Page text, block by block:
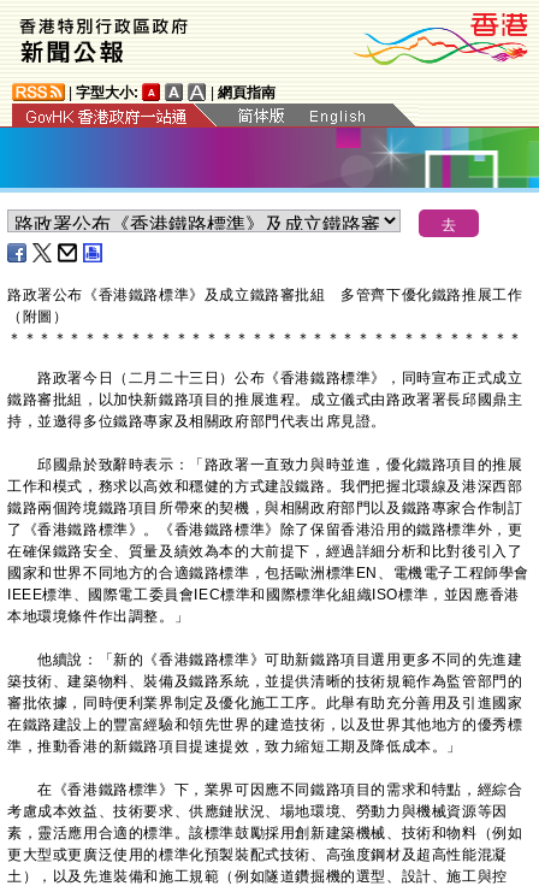
字型大小: 網頁指南
路政署公布《香港鐵路標準》及成立鐵路審批組 多管齊下優化鐵路推展工作
（附圖）
＊ ＊ ＊ ＊ ＊ ＊ ＊ ＊ ＊ ＊ ＊ ＊ ＊ ＊ ＊ ＊ ＊ ＊ ＊ ＊ ＊ ＊ ＊ ＊ ＊ ＊ ＊ ＊ ＊ ＊ ＊ ＊ ＊ ＊
路政署今日（二月二十三日）公布《香港鐵路標準》，同時宣布正式成立
鐵路審批組，以加快新鐵路項目的推展進程。成立儀式由路政署署長邱國鼎主
持，並邀得多位鐵路專家及相關政府部門代表出席見證。
邱國鼎於致辭時表示：「路政署一直致力與時並進，優化鐵路項目的推展
工作和模式，務求以高效和穩健的方式建設鐵路。我們把握北環線及港深西部
鐵路兩個跨境鐵路項目所帶來的契機，與相關政府部門以及鐵路專家合作制訂
了《香港鐵路標準》。《香港鐵路標準》除了保留香港沿用的鐵路標準外，更
在確保鐵路安全、質量及績效為本的大前提下，經過詳細分析和比對後引入了
國家和世界不同地方的合適鐵路標準，包括歐洲標準EN、電機電子工程師學會
IEEE標準、國際電工委員會IEC標準和國際標準化組織ISO標準，並因應香港
本地環境條件作出調整。」
他續說：「新的《香港鐵路標準》可助新鐵路項目選用更多不同的先進建
築技術、建築物料、裝備及鐵路系統，並提供清晰的技術規範作為監管部門的
審批依據，同時便利業界制定及優化施工工序。此舉有助充分善用及引進國家
在鐵路建設上的豐富經驗和領先世界的建造技術，以及世界其他地方的優秀標
準，推動香港的新鐵路項目提速提效，致力縮短工期及降低成本。」
在《香港鐵路標準》下，業界可因應不同鐵路項目的需求和特點，經綜合
考慮成本效益、技術要求、供應鏈狀況、場地環境、勞動力與機械資源等因
素，靈活應用合適的標準。該標準鼓勵採用創新建築機械、技術和物料（例如
更大型或更廣泛使用的標準化預製裝配式技術、高強度鋼材及超高性能混凝
土），以及先進裝備和施工規範（例如隧道鑽掘機的選型、設計、施工與控